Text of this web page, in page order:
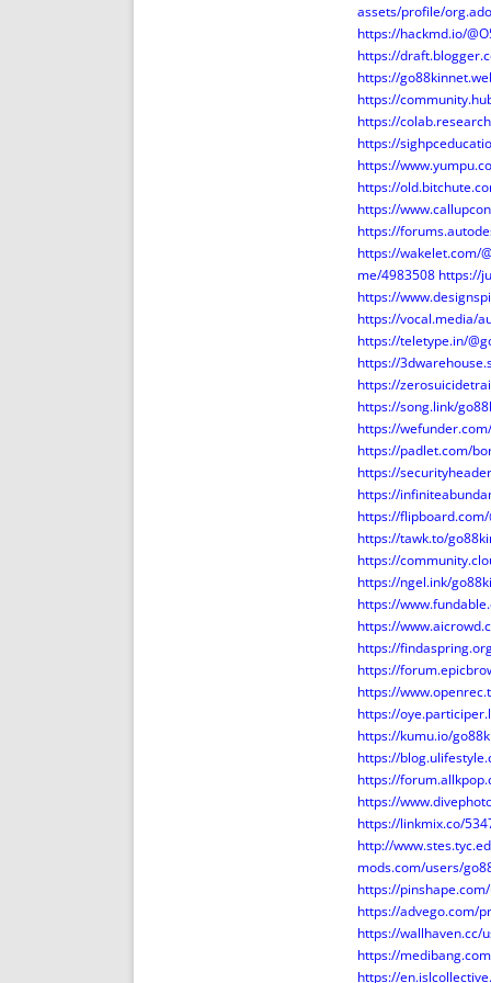
assets/profile/
https://hackmd.io/
https://
https://
https://
https://
https://
https://
https://
https://
https://
https://wakelet.com/
me/4983508 https://
https://
https://vocal.media/
https://teletype.in/
https://
https://
https://song.link/
https://
https://padlet.com/
https://
https://
https://
https://tawk.to/
https://
https://ngel.ink/
https://
https://
https://
https://
https://
https://
https://kumu.io/
https://
https://
https://
https://linkmix.co/
http://
mods.com/users/
https://
https://advego.com/
https://wallhaven.cc/
https://
https://